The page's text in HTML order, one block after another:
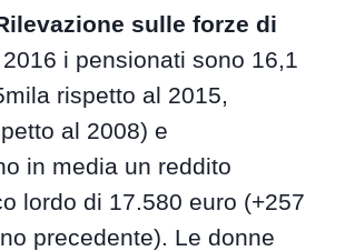
sulle forze di
2016 i pensionati sono 16,1
rispetto al 2015,
al 2008) e
in media un reddito
lordo di 17.580 euro (+257
precedente). Le donne